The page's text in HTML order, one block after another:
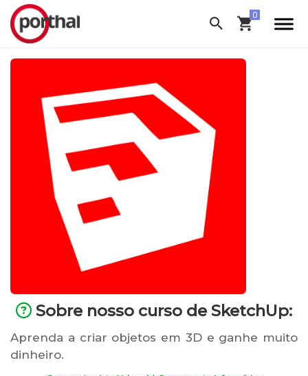
Sobre nosso curso de SketchUp:
Aprenda a criar objetos em 3D e ganhe muito
dinheiro.